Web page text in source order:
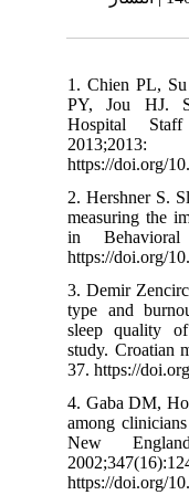
1. Chien PL,
PY, Jou HJ.
Hospital
https://doi.org/
2. Hershner S.
measuring the
in
https://doi.org/
3. Demir
type and
sleep quality
study.
37. https://
4. Gaba DM,
among
New
https://doi.org/